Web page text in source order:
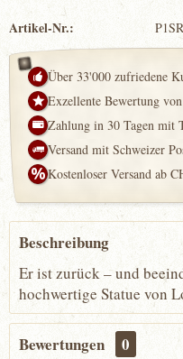
Artikel-Nr.:
Über 33'000 zufriedene
Exzellente Bewertung
Zahlung in 30 Tagen mit
Versand mit Schweizer
Kostenloser Versand ab
Beschreibung
Er ist zurück – und
hochwertige Statue von
Bewertungen 0